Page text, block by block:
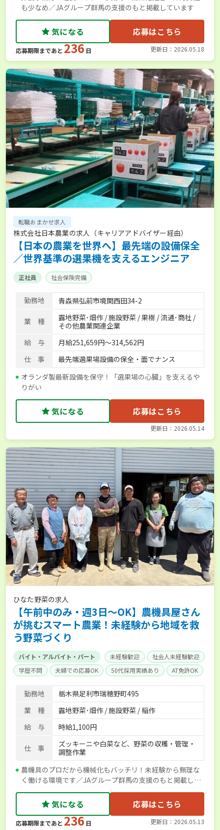
も少なめ／JAグループ群馬の支援のもと掲載しています
気になる 応募はこちら
応募期限まであと 236 日 更新日：2026.05.18
転職おまかせ求人
株式会社日本農業の求人（キャリアアドバイザー経由）
【日本の農業を世界へ】最先端の設備保全
／世界基準の選果機を支えるエンジニア
正社員 社会保険完備
勤務地 青森県弘前市境関西田34-2
業 種
露地野菜･畑作 / 施設野菜 / 果樹 / 流通･商社 /
その他農業関連企業
給 与
月給251,659円〜314,562円
仕 事
最先端選果場設備の保全・面でナンス
オランダ製最新設備を保守！「選果場の心臓」を支えるや
りがい
気になる 応募はこちら
更新日：2026.05.14
ひなた野菜の求人
【午前中のみ・週3日～OK】農機具屋さん
が挑むスマート農業！未経験から地域を救
う野菜づくり
バイト・アルバイト・パート 未経験歓迎
社会人未経験歓迎
学歴不問
夫婦での応募OK 50代採用実績あり
AT免許OK
勤務地
栃木県足利市瑞穂野町495
業 種
露地野菜･畑作 / 施設野菜 / 稲作
給 与
時給1,100円
仕 事
ズッキーニや白菜など、野菜の収穫・管理・
調整作業
農機具のプロだから機械化もバッチリ！未経験から無理な
く働ける環境です／JAグループ群馬の支援のもと掲載して
います／JA邑楽館林
気になる 応募はこちら
応募期限まであと 236 日 更新日：2026.05.13